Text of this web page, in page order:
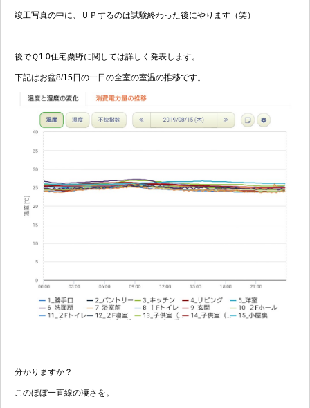
竣工写真の中に、ＵＰするのは試験終わった後にやります（笑）
後でＱ1.0住宅粟野に関しては詳しく発表します。
下記はお盆8/15日の一日の全室の室温の推移です。
分かりますか？
このほぼ一直線の凄さを。